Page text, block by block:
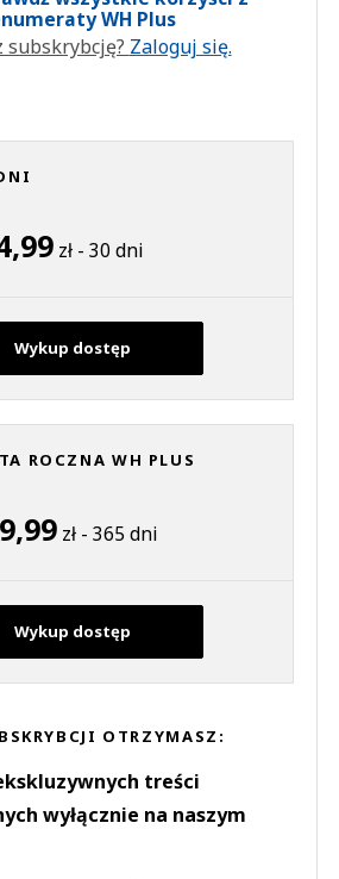
WH Plus
subskrybcję? Zaloguj się.
zł - 30 dni
Wykup dostęp
ROCZNA WH PLUS
zł - 365 dni
Wykup dostęp
OTRZYMASZ:
treści
wyłącznie na naszym